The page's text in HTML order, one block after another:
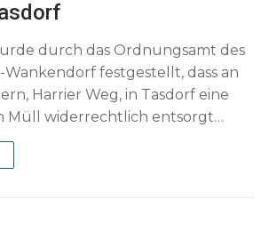
durch das Ordnungsamt des
festgestellt, dass an
Harrier Weg, in Tasdorf eine
Müll widerrechtlich entsorgt…